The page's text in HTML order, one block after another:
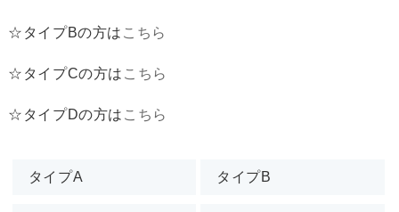
☆タイプBの方は こちら
☆タイプCの方は こちら
☆タイプDの方は こちら
タイプA タイプB